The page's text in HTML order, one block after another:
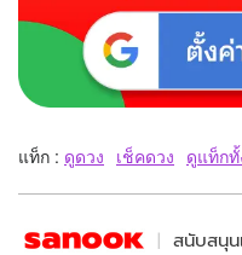
แท็ก : ดูดวง เช็คดวง ดูแท็ก
สนับสนุน